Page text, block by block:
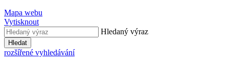
Mapa webu
Vytisknout
Hledaný výraz
Hledat
rozšířené vyhledávání